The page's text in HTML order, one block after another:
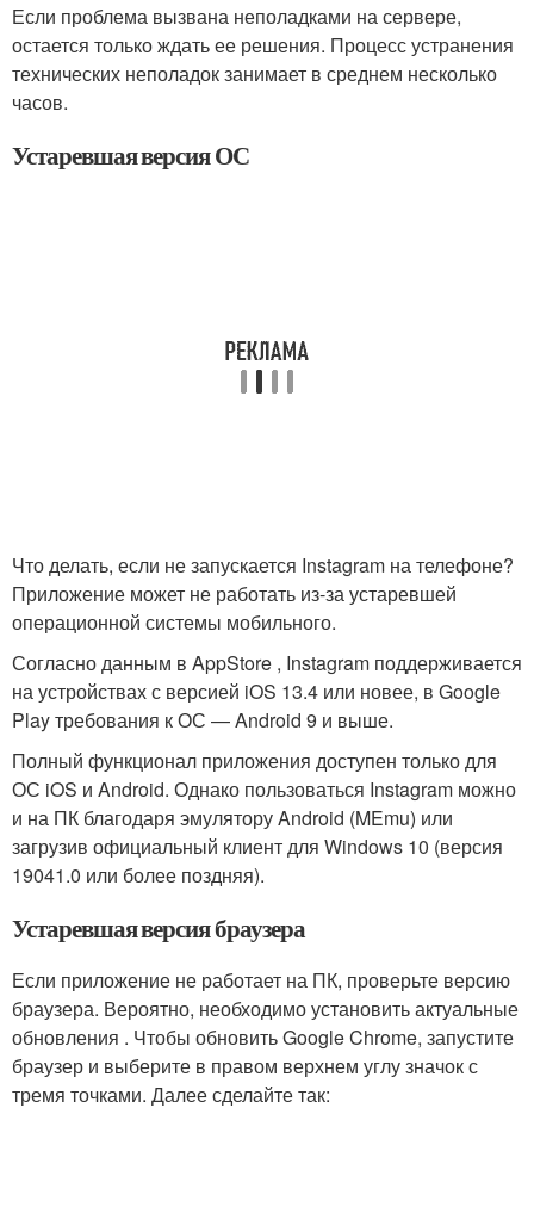
Если проблема вызвана неполадками на сервере,
остается только ждать ее решения. Процесс устранения
технических неполадок занимает в среднем несколько
часов.
Устаревшая версия ОС
Что делать, если не запускается Instagram на телефоне?
Приложение может не работать из-за устаревшей
операционной системы мобильного.
Согласно данным в AppStore , Instagram поддерживается
на устройствах с версией iOS 13.4 или новее, в Google
Play требования к ОС — Android 9 и выше.
Полный функционал приложения доступен только для
ОС iOS и Android. Однако пользоваться Instagram можно
и на ПК благодаря эмулятору Android (MEmu) или
загрузив официальный клиент для Windows 10 (версия
19041.0 или более поздняя).
Устаревшая версия браузера
Если приложение не работает на ПК, проверьте версию
браузера. Вероятно, необходимо установить актуальные
обновления . Чтобы обновить Google Chrome, запустите
браузер и выберите в правом верхнем углу значок с
тремя точками. Далее сделайте так: